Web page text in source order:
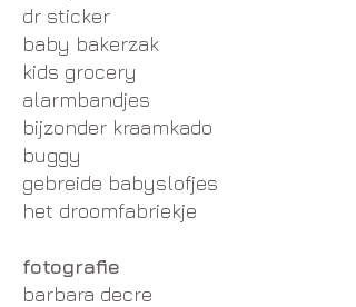
dr sticker
baby bakerzak
kids grocery
alarmbandjes
bijzonder kraamkado
buggy
gebreide babyslofjes
het droomfabriekje
fotografie
barbara decre